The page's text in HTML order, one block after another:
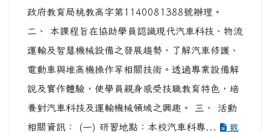
政府教育局桃教高字第1140081388號辦理。
二、 本課程旨在協助學員認識現代汽車科技、物流
運輸及智慧機械設備之發展趨勢，了解汽車修護、
電動車與堆高機操作等相關技術。透過專業設備解
說及實作體驗，使學員親身感受技職教育特色，培
養對汽車科技及運輸機械領域之興趣。 三、 活動
相關資訊： (一) 研習地點：本校汽車科專...
觀